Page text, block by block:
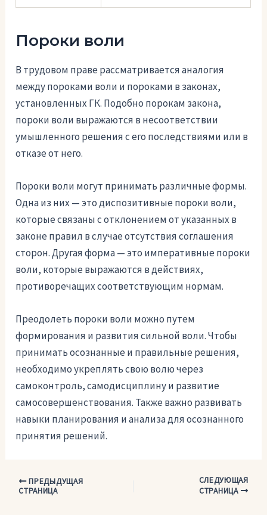
Пороки воли
В трудовом праве рассматривается аналогия
между пороками воли и пороками в законах,
установленных ГК. Подобно порокам закона,
пороки воли выражаются в несоответствии
умышленного решения с его последствиями или в
отказе от него.
Пороки воли могут принимать различные формы.
Одна из них — это диспозитивные пороки воли,
которые связаны с отклонением от указанных в
законе правил в случае отсутствия соглашения
сторон. Другая форма — это императивные пороки
воли, которые выражаются в действиях,
противоречащих соответствующим нормам.
Преодолеть пороки воли можно путем
формирования и развития сильной воли. Чтобы
принимать осознанные и правильные решения,
необходимо укреплять свою волю через
самоконтроль, самодисциплину и развитие
самосовершенствования. Также важно развивать
навыки планирования и анализа для осознанного
принятия решений.
Навигация
ПРЕДЫДУЩАЯ
СТРАНИЦА
СЛЕДУЮЩАЯ
СТРАНИЦА